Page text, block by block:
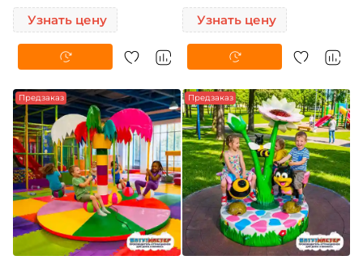
Узнать цену Узнать цену
Предзаказ Предзаказ